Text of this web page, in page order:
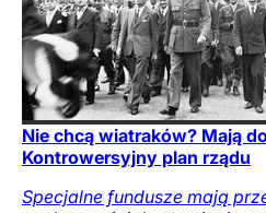
Nie chcą wiatraków? Mają
Kontrowersyjny plan rządu
Specjalne fundusze mają